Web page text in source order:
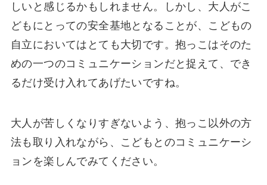
しいと感じるかもしれません。しかし、大人がこ
どもにとっての安全基地となることが、こどもの
自立においてはとても大切です。抱っこはそのた
めの一つのコミュニケーションだと捉えて、でき
るだけ受け入れてあげたいですね。
大人が苦しくなりすぎないよう、抱っこ以外の方
法も取り入れながら、こどもとのコミュニケーシ
ョンを楽しんでみてください。